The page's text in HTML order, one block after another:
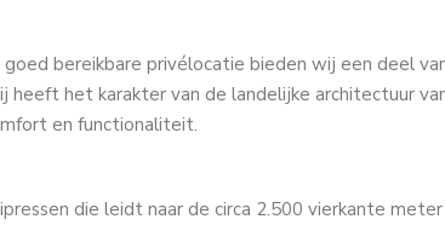
bereikbare privélocatie bieden wij een deel
het karakter van de landelijke architectuur
en functionaliteit.
die leidt naar de circa 2.500 vierkante